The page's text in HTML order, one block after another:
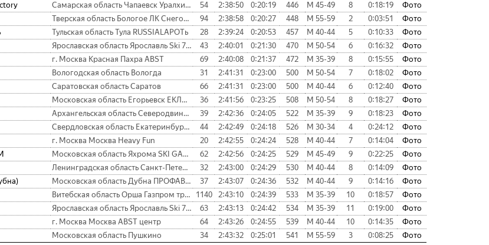
Самарская область Чапаевск Уралхим Ski Factory 54 2:38:50 0:20:19 446 М 45-49 8 0:18:19
Фото
Тверская область Бологое ЛК Снеговик 94 2:38:58 0:20:27 448 М 55-59 2 0:03:51
Фото
Тульская область Тула RUSSIALAPOTь 28 2:39:24 0:20:53 457 М 40-44 5 0:10:33
Фото
Ярославская область Ярославль Ski 76 Team 43 2:40:01 0:21:30 470 М 50-54 6 0:16:32
Фото
г. Москва Красная Пахра ABST 69 2:40:08 0:21:37 472 М 35-39 8 0:15:55
Фото
Вологодская область Вологда 31 2:41:31 0:23:00 500 М 50-54 7 0:18:02
Фото
Саратовская область Саратов 66 2:41:31 0:23:00 500 М 40-44 6 0:12:40
Фото
Московская область Егорьевск ЕКЛМН club 36 2:41:56 0:23:25 508 М 50-54 8 0:18:27
Фото
Архангельская область Северодвинск ВОЛНА 39 2:42:36 0:24:05 522 М 35-39 9 0:18:23
Фото
Свердловская область Екатеринбург Михайловск ски 44 2:42:49 0:24:18 526 М 30-34 4 0:24:12
Фото
г. Москва Москва Heavy Fun 20 2:42:55 0:24:24 528 М 40-44 7 0:14:04
Фото
Московская область Яхрома SKI GABO TEAM 62 2:42:56 0:24:25 529 М 45-49 9 0:22:25
Фото
Ленинградская область Санкт-Петербург 32 2:43:00 0:24:29 530 М 40-44 8 0:14:09
Фото
Московская область Дубна ПРОФАВИА (Дубна) 37 2:43:07 0:24:36 532 М 40-44 9 0:14:16
Фото
Витебская область Орша Газпром трансгаз Беларусь 1140 2:43:10 0:24:39 533 М 35-39 10 0:18:57
Фото
Ярославская область Ярославль Ski 76 Team 63 2:43:13 0:24:42 534 М 35-39 11 0:19:00
Фото
г. Москва Москва ABST центр 64 2:43:26 0:24:55 539 М 40-44 10 0:14:35
Фото
Московская область Пушкино 34 2:43:32 0:25:01 541 М 55-59 3 0:08:25 Фото